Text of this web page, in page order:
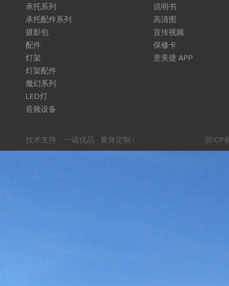
承托系列
承托配件系列
摄影包
配件
灯架
灯架配件
魔幻系列
LED灯
音频设备
说明书
高清图
宣传视频
保修卡
意美捷 APP
技术支持： 一诺优品 · 量身定制 | 浙ICP